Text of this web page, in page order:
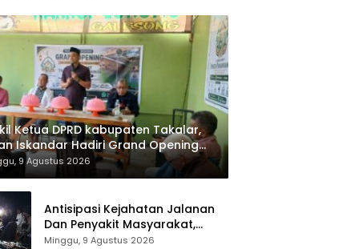
Ketua DPRD kabupaten Takalar,
Iskandar Hadiri Grand Opening
sehat Pertama di Takalar,
Terapis Gratis untuk Pasien
dan umum.
9 Agustus 2026
Antisipasi Kejahatan Jalanan
Dan Penyakit Masyarakat,
Polres Maros Gelar Razia
Minggu, 9 Agustus 2026